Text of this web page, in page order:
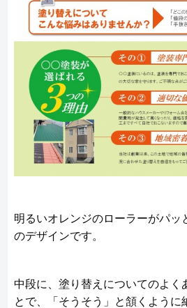
明るいオレンジのローラーがパッ
のデザインです。
中段に、塗り替えについてのよく
とで、「そうそう」と頷くように